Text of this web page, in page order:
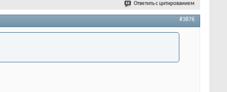
Ответить с цитированием
#3876